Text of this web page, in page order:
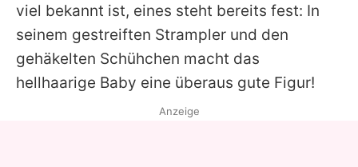
viel bekannt ist, eines steht bereits fest: In
seinem gestreiften Strampler und den
gehäkelten Schühchen macht das
hellhaarige Baby eine überaus gute Figur!
Anzeige